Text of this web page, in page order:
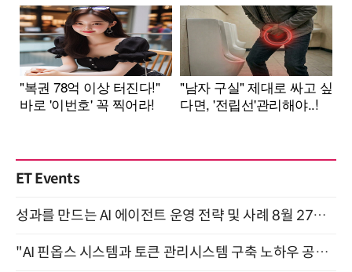
ET Events
성과를 만드는 AI 에이전트 운영 전략 및 사례 8월 27일 개최
"AI 핀옵스 시스템과 토큰 관리시스템 구축 노하우 공개" 잠실 한국광고문화회관 2층 대회의실 (8/21)